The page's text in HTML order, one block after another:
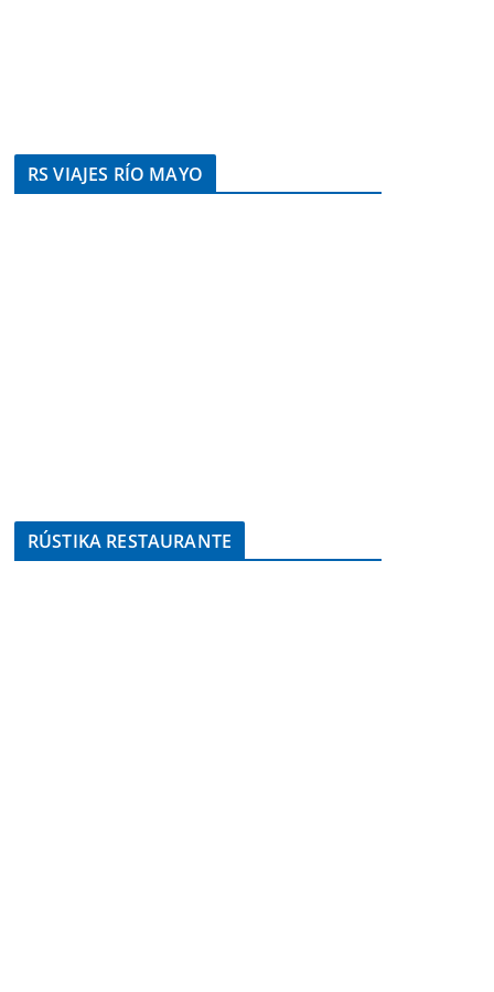
RS VIAJES RÍO MAYO
RÚSTIKA RESTAURANTE